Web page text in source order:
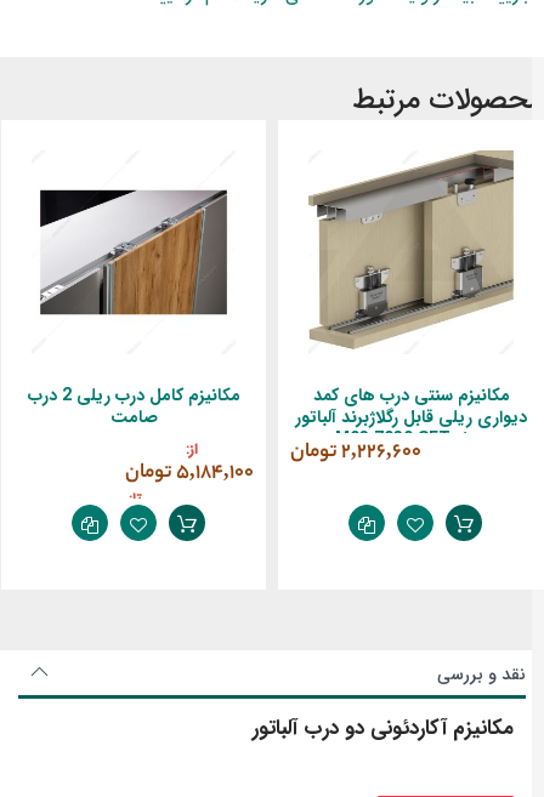
مرتبط
مکانیزم سنتی درب های کمد
دیواری ریلی قابل رگلاژبرند آلباتور
مدل M03 7030 SFT
‎2,226,600 تومان
مکانیزم کامل درب ریلی 2 درب
صامت
‎5,184,100 تومان
‎5,904,900 تومان
نقد و بررسی
مکانیزم آکاردئونی دو درب آلباتور